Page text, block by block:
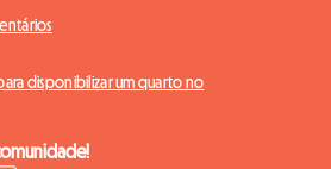
disponibilizar um quarto no